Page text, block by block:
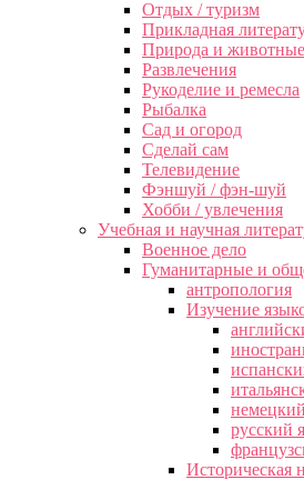
Отдых / туризм
Прикладная
Природа и животные
Развлечения
Рукоделие и ремесла
Рыбалка
Сад и огород
Сделай сам
Телевидение
Фэншуй / фэн-шуй
Хобби / увлечения
Учебная и научная
Военное дело
Гуманитарные и
антропология
Изучение
русский
Историческая